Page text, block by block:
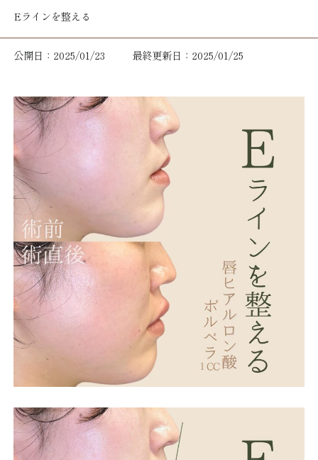
Eラインを整える
公開日：2025/01/23 最終更新日：2025/01/25